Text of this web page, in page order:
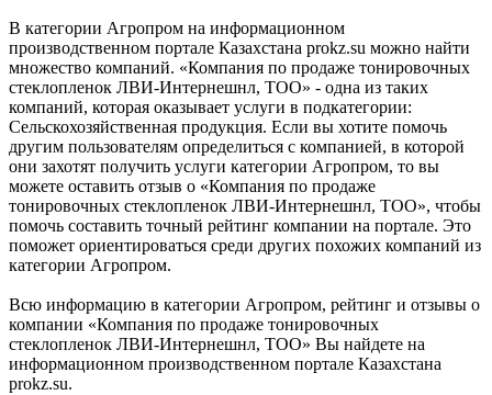
В категории Агропром на информационном
производственном портале Казахстана prokz.su можно найти
множество компаний. «Компания по продаже тонировочных
стеклопленок ЛВИ-Интернешнл, ТОО» - одна из таких
компаний, которая оказывает услуги в подкатегории:
Сельскохозяйственная продукция. Если вы хотите помочь
другим пользователям определиться с компанией, в которой
они захотят получить услуги категории Агропром, то вы
можете оставить отзыв о «Компания по продаже
тонировочных стеклопленок ЛВИ-Интернешнл, ТОО», чтобы
помочь составить точный рейтинг компании на портале. Это
поможет ориентироваться среди других похожих компаний из
категории Агропром.
Всю информацию в категории Агропром, рейтинг и отзывы о
компании «Компания по продаже тонировочных
стеклопленок ЛВИ-Интернешнл, ТОО» Вы найдете на
информационном производственном портале Казахстана
prokz.su.